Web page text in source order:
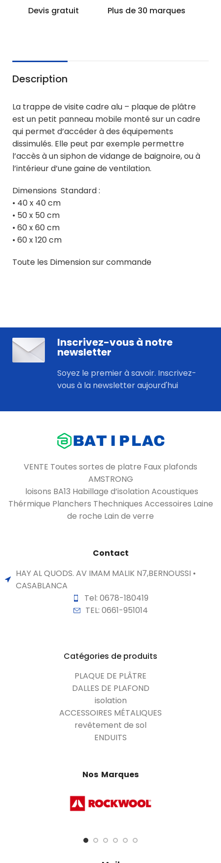
Devis gratuit Plus de 30 marques
Description
La trappe de visite cadre alu – plaque de plâtre
est un petit panneau mobile monté sur un cadre
qui permet d’accéder à des équipements
dissimulés. Elle peut par exemple permettre
l’accès à un siphon de vidange de baignoire, ou à
l’intérieur d’une gaine de ventilation.
Dimensions Standard :
• 40 x 40 cm
• 50 x 50 cm
• 60 x 60 cm
• 60 x 120 cm
Toute les Dimension sur commande
Inscrivez-vous à notre
newsletter
Soyez le premier à savoir. Inscrivez-
vous à la newsletter aujourd'hui
VENTE Toutes sortes de platre Faux plafonds
AMSTRONG
loisons BA13 Habillage d’isolation Acoustiques
Thérmique Planchers Thechniques Accessoires Laine
de roche Lain de verre
Contact
HAY AL QUODS. AV IMAM MALIK N7,BERNOUSSI •
CASABLANCA
Tel: 0678-180419
TEL: 0661-951014
Catégories de produits
PLAQUE DE PLÂTRE
DALLES DE PLAFOND
isolation
ACCESSOIRES MÉTALIQUES
revêtement de sol
ENDUITS
Nos Marques